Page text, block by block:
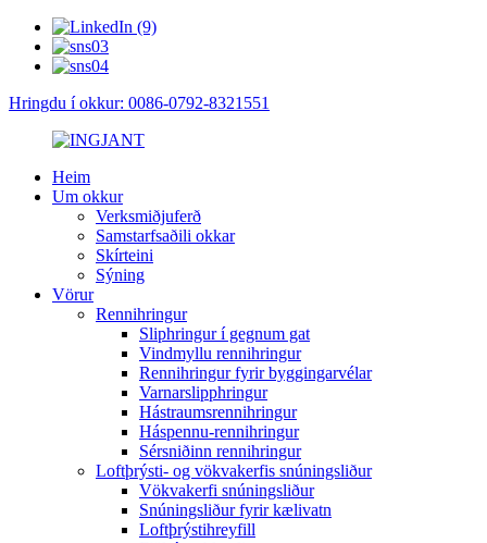
Hringdu í okkur: 0086-0792-8321551
Heim
Um okkur
Verksmiðjuferð
Samstarfsaðili okkar
Skírteini
Sýning
Vörur
Rennihringur
Sliphringur í gegnum gat
Vindmyllu rennihringur
Rennihringur fyrir byggingarvélar
Varnarslipphringur
Hástraumsrennihringur
Háspennu-rennihringur
Sérsniðinn rennihringur
Loftþrýsti- og vökvakerfis snúningsliður
Vökvakerfi snúningsliður
Snúningsliður fyrir kælivatn
Loftþrýstihreyfill